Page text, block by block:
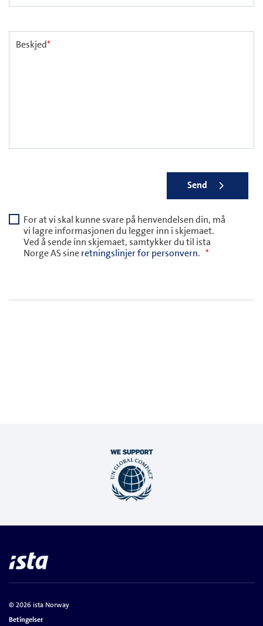
Beskjed*
Send
For at vi skal kunne svare på henvendelsen din, må
vi lagre informasjonen du legger inn i skjemaet.
Ved å sende inn skjemaet, samtykker du til ista
Norge AS sineretningslinjer for personvern. *
© 2026 ista Norway
Betingelser